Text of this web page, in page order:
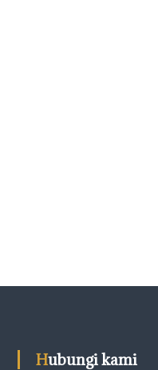
Hubungi kami